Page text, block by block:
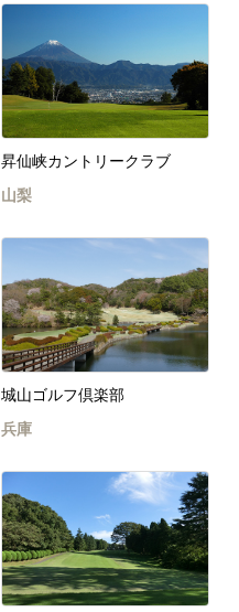
昇仙峡カントリークラブ
山梨
城山ゴルフ倶楽部
兵庫